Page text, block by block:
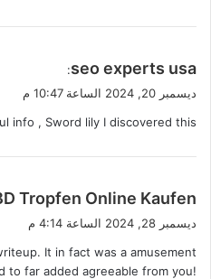
ي
ل
seo experts usa
:
ديسمبر 20, 2024 الساعة 10:47 م
info , Sword lily I discovered this.
ي
ل
Tropfen Online Kaufen
ديسمبر 28, 2024 الساعة 4:14 م
It in fact was a amusement
to far added agreeable from you!